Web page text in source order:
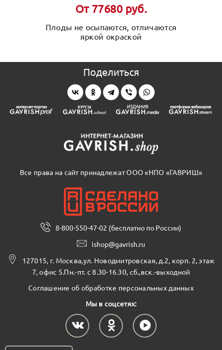
От 77680 руб.
Плоды не осыпаются, отличаются
яркой окраской
Поделиться
Все права на сайт принадлежат ООО «НПО «ГАВРИШ»
8-800-550-47-02 (бесплатно по России)
ishop@gavrish.ru
127015, г. Москва,ул. Новодмитровская, д.2, корп. 2, этаж
7, офис 5.Пн.-пт. с 8.30-16.30, сб.,вск.-выходной
Соглашение об обработке персональных данных
Мы в соцсетях: